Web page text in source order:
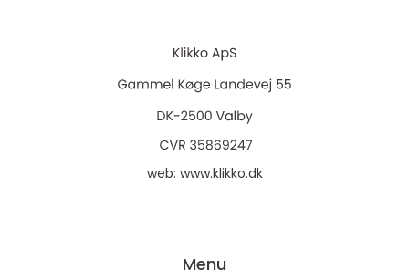
web: www.klikko.dk
Menu